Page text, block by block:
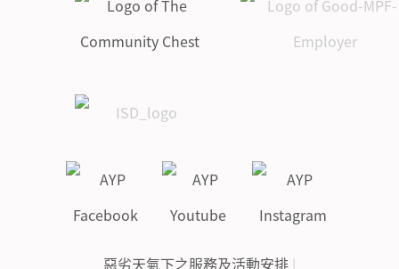
惡劣天氣下之服務及活動安排 |